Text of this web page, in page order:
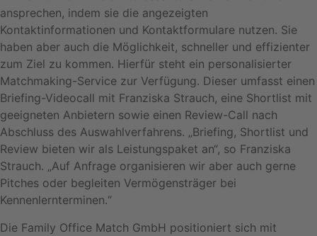
ansprechen, indem sie die angezeigten
Kontaktinformationen und Kontaktformulare nutzen. Sie
haben aber auch die Möglichkeit, schneller und effizienter
zum Ziel zu kommen. Hierfür steht ein personalisierter
Matchmaking-Service zur Verfügung. Dieser umfasst einen
Briefing-Videocall mit Franziska Strauch, eine Shortlist mit
geeigneten Anbietern sowie einen Review-Call nach
Abschluss des Auswahlverfahrens. „Briefing, Shortlist und
Review bieten wir als Leistungspaket an“, so Franziska
Strauch. „Auf Anfrage organisieren wir aber auch gerne
Pitches oder begleiten Vermögensträger bei
Kennenlernterminen.“
Die Family Office Match GmbH positioniert sich mit